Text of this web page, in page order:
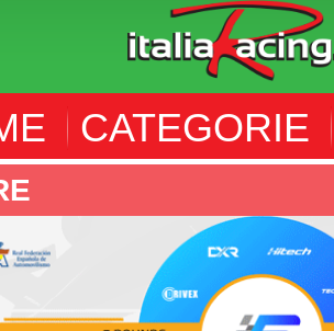
CATEGORIE